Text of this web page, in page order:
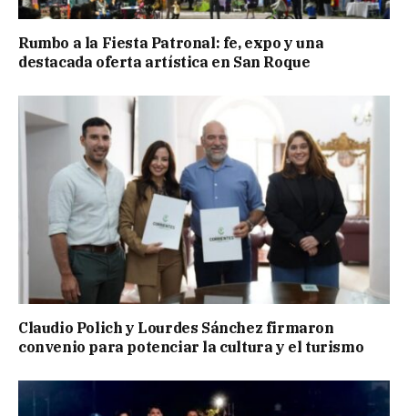
Rumbo a la Fiesta Patronal: fe, expo y una
destacada oferta artística en San Roque
Claudio Polich y Lourdes Sánchez firmaron
convenio para potenciar la cultura y el turismo